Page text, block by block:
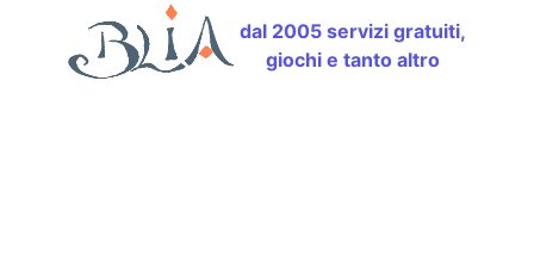
dal 2005 servizi gratuiti,
giochi e tanto altro